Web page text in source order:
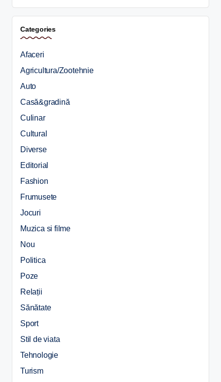
Categories
Afaceri
Agricultura/Zootehnie
Auto
Casă&gradină
Culinar
Cultural
Diverse
Editorial
Fashion
Frumusete
Jocuri
Muzica si filme
Nou
Politica
Poze
Relații
Sănătate
Sport
Stil de viata
Tehnologie
Turism